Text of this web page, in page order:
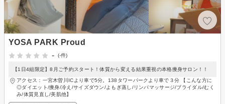
YOSA PARK Proud
-
(-件)
【1日4組限定】8月ご予約スタート！体質から変える結果重視の本格痩身サロン！！
アクセス：一宮木曽川ICより車で5分。138タワーパークより車で３分 【こんな方に
◎ダイエット/痩身/冷え/サイズダウン/よもぎ蒸し/リンパマッサージ/ブライダル/むく
み/体質見直し/美肌他】